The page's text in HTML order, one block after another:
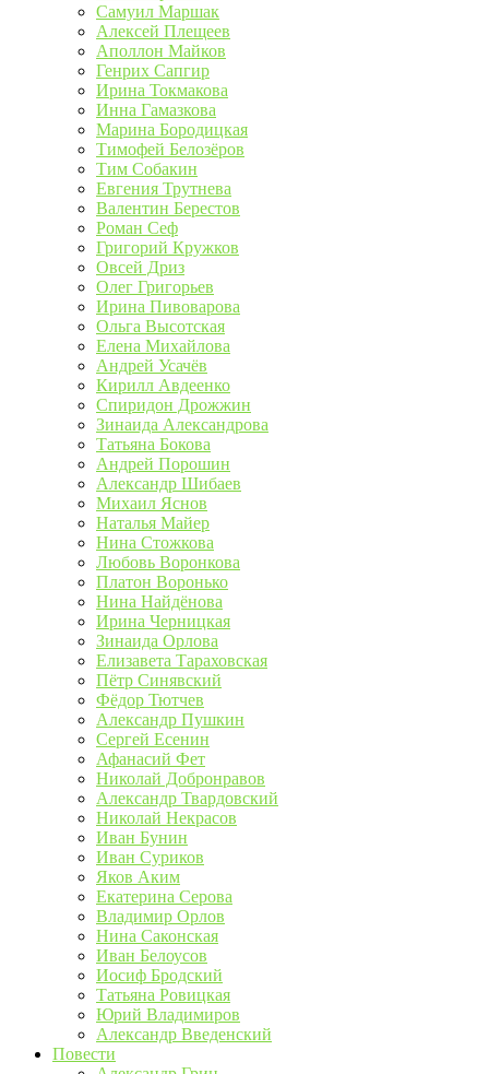
Самуил Маршак
Алексей Плещеев
Аполлон Майков
Генрих Сапгир
Ирина Токмакова
Инна Гамазкова
Марина Бородицкая
Тимофей Белозёров
Тим Собакин
Евгения Трутнева
Валентин Берестов
Роман Сеф
Григорий Кружков
Овсей Дриз
Олег Григорьев
Ирина Пивоварова
Ольга Высотская
Елена Михайлова
Андрей Усачёв
Кирилл Авдеенко
Спиридон Дрожжин
Зинаида Александрова
Татьяна Бокова
Андрей Порошин
Александр Шибаев
Михаил Яснов
Наталья Майер
Нина Стожкова
Любовь Воронкова
Платон Воронько
Нина Найдёнова
Ирина Черницкая
Зинаида Орлова
Елизавета Тараховская
Пётр Синявский
Фёдор Тютчев
Александр Пушкин
Сергей Есенин
Афанасий Фет
Николай Добронравов
Александр Твардовский
Николай Некрасов
Иван Бунин
Иван Суриков
Яков Аким
Екатерина Серова
Владимир Орлов
Нина Саконская
Иван Белоусов
Иосиф Бродский
Татьяна Ровицкая
Юрий Владимиров
Александр Введенский
Повести